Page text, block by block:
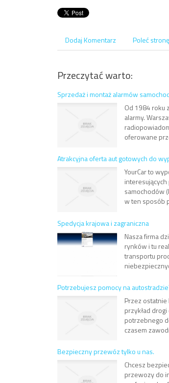
Dodaj Komentarz Poleć stronę
Przeczytać warto:
Sprzedaż i montaż alarmów
Od 1984 roku
alarmy.
oferowane
Atrakcyjna oferta aut gotowych do
YourCar to
samochodów
w ten sposób
Spedycja krajowa i zagraniczna
Nasza firma
rynków i tu
transportu
Potrzebujesz pomocy na
Przez
przykład
potrzebnego
czasem
Bezpieczny przewóz tylko u nas.
Chcesz
przewozy do